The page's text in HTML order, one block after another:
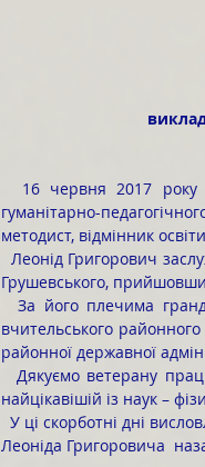
гуманітарно-
методист, відмінник
Грушевського, прийшовши
  За його плечима грандіозний і багатий досвід учителя, заступника директора школи та керівника
вчительського
районної державної
найцікавішій із наук –
Леоніда Григоровича